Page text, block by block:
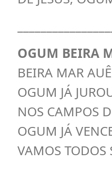
OGUM BEIRA
BEIRA MAR
OGUM JÁ
NOS CAMPOS
OGUM JÁ
VAMOS TODOS